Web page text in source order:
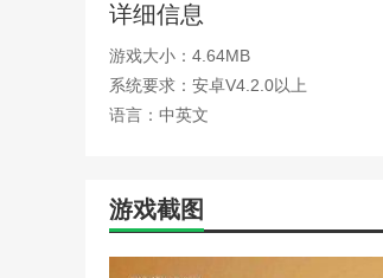
4.战术小队游戏拥有超强的战术射击
相关建议
黑钟战术射击是一款允许玩家使用各
有趣的游戏。轻触屏幕移动不同的角
详细信息
游戏大小：4.64MB
系统要求：安卓V4.2.0以上
语言：中英文
游戏截图